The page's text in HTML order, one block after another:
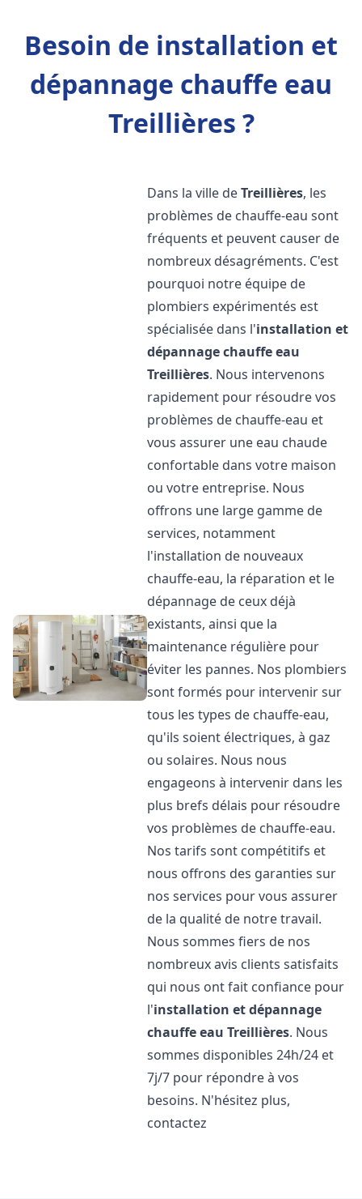
Besoin de installation et
dépannage chauffe eau
Treillières ?
Dans la ville deTreillières, les
problèmes de chauffe-eau sont
fréquents et peuvent causer de
nombreux désagréments. C'est
pourquoi notre équipe de
plombiers expérimentés est
spécialisée dans l'installation et
dépannage chauffe eau
Treillières. Nous intervenons
rapidement pour résoudre vos
problèmes de chauffe-eau et
vous assurer une eau chaude
confortable dans votre maison
ou votre entreprise. Nous
offrons une large gamme de
services, notamment
l'installation de nouveaux
chauffe-eau, la réparation et le
dépannage de ceux déjà
existants, ainsi que la
maintenance régulière pour
éviter les pannes. Nos plombiers
sont formés pour intervenir sur
tous les types de chauffe-eau,
qu'ils soient électriques, à gaz
ou solaires. Nous nous
engageons à intervenir dans les
plus brefs délais pour résoudre
vos problèmes de chauffe-eau.
Nos tarifs sont compétitifs et
nous offrons des garanties sur
nos services pour vous assurer
de la qualité de notre travail.
Nous sommes fiers de nos
nombreux avis clients satisfaits
qui nous ont fait confiance pour
l'installation et dépannage
chauffe eau Treillières. Nous
sommes disponibles 24h/24 et
7j/7 pour répondre à vos
besoins. N'hésitez plus,
contactez